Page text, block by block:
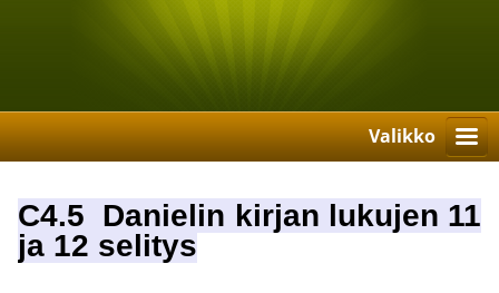
Valikko
C4.5 Danielin kirjan lukujen 11
ja 12 selitys